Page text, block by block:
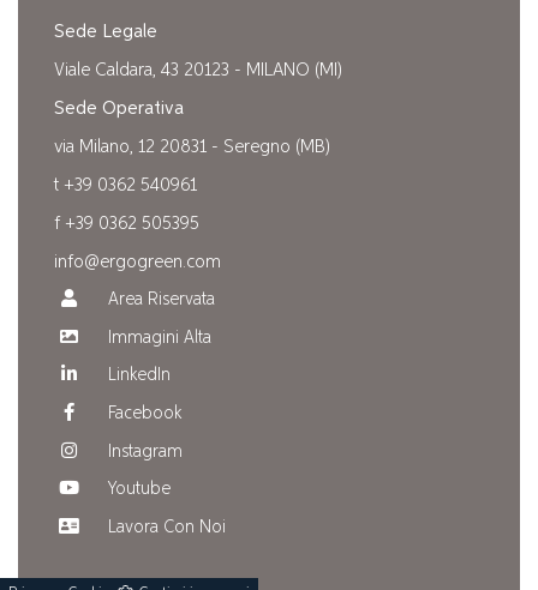
Sede Legale
Viale Caldara, 43 20123 - MILANO (MI)
Sede Operativa
via Milano, 12 20831 - Seregno (MB)
t +39 0362 540961
f +39 0362 505395
info@ergogreen.com
Area Riservata
Immagini Alta
LinkedIn
Facebook
Instagram
Youtube
Lavora Con Noi